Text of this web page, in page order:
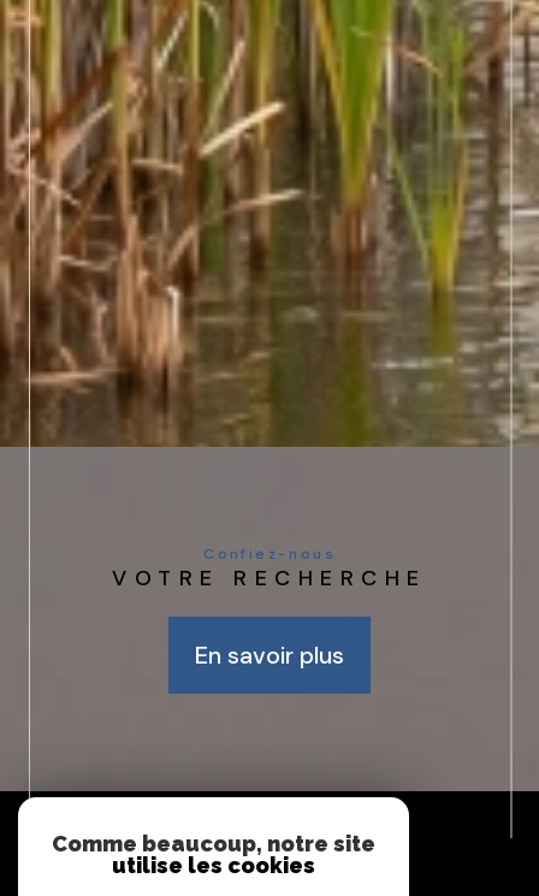
Confiez-nous
VOTRE RECHERCHE
En savoir plus
PROPRIÉTAIRE
Se connecter
Comme beaucoup, notre site
utilise les cookies